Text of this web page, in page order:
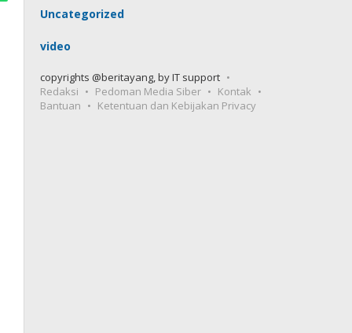
Uncategorized
video
copyrights @beritayang, by IT support
Redaksi
Pedoman Media Siber
Kontak
Bantuan
Ketentuan dan Kebijakan Privacy